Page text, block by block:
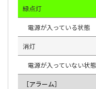
緑点灯
電源が入っている状態
消灯
電源が入っていない状態
［アラーム］